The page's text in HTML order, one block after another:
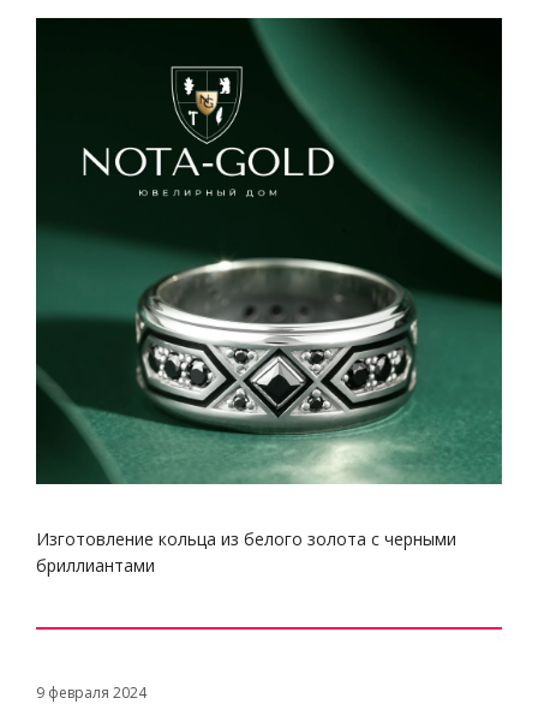
Изготовление кольца из белого золота с черными
бриллиантами
9 февраля 2024